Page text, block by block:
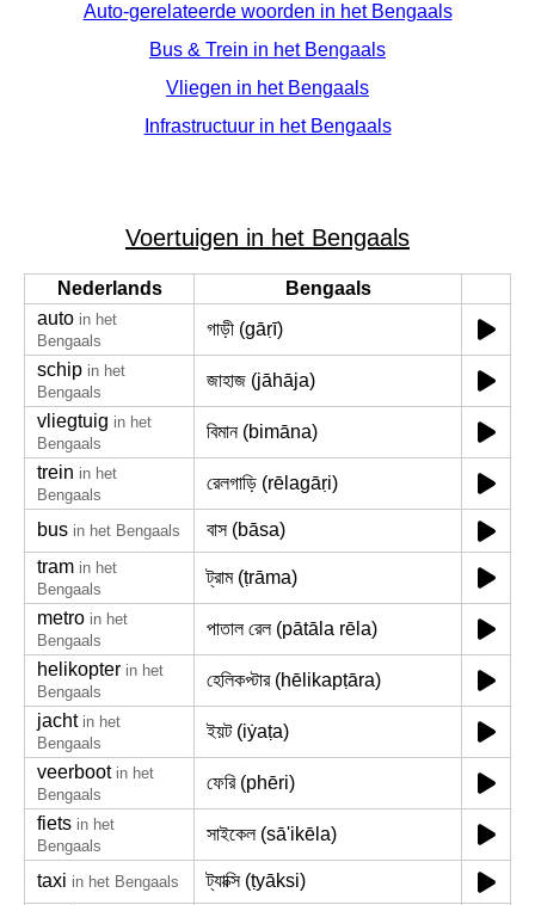
Auto-gerelateerde woorden in het Bengaals
Bus & Trein in het Bengaals
Vliegen in het Bengaals
Infrastructuur in het Bengaals
Voertuigen in het Bengaals
Nederlands
Bengaals
auto in het
Bengaals
গাড়ী (gāṛī)
schip in het
Bengaals
জাহাজ (jāhāja)
vliegtuig in het
Bengaals
বিমান (bimāna)
trein in het
Bengaals
রেলগাড়ি (rēlagāṛi)
bus in het Bengaals
বাস (bāsa)
tram in het
Bengaals
ট্রাম (ṭrāma)
metro in het
Bengaals
পাতাল রেল (pātāla rēla)
helikopter in het
Bengaals
হেলিকপ্টার (hēlikapṭāra)
jacht in het
Bengaals
ইয়ট (iẏaṭa)
veerboot in het
Bengaals
ফেরি (phēri)
fiets in het
Bengaals
সাইকেল (sā'ikēla)
taxi in het Bengaals
ট্যাক্সি (ṭyāksi)